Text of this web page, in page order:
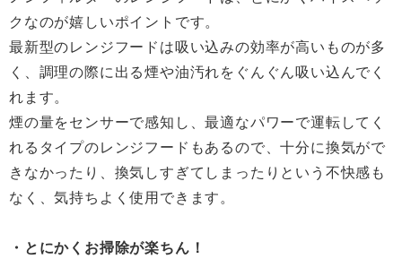
クなのが嬉しいポイントです。
最新型のレンジフードは吸い込みの効率が高いものが多
く、調理の際に出る煙や油汚れをぐんぐん吸い込んでく
れます。
煙の量をセンサーで感知し、最適なパワーで運転してく
れるタイプのレンジフードもあるので、十分に換気がで
きなかったり、換気しすぎてしまったりという不快感も
なく、気持ちよく使用できます。
・とにかくお掃除が楽ちん！